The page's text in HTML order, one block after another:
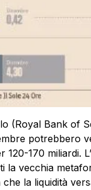
(Royal Bank of
potrebbero
120-170 miliardi.
la vecchia
la liquidità